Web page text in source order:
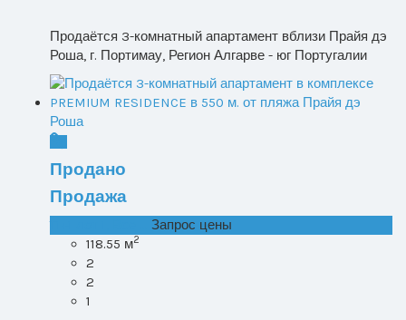
Продаётся 3-комнатный апартамент вблизи Прайя дэ
Роша, г. Портимау, Регион Алгарве - юг Португалии
Продано
Продажа
Запрос цены
118.55 м2
2
2
1